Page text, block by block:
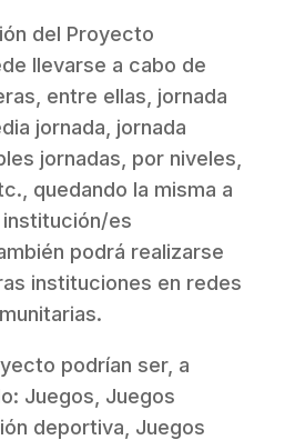
del Proyecto
llevarse a cabo de
entre ellas, jornada
jornada, jornada
jornadas, por niveles,
quedando la misma a
es
podrá realizarse
instituciones en redes
podrían ser, a
Juegos, Juegos
deportiva, Juegos